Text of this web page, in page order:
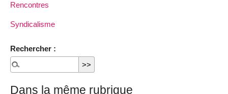
Rencontres
Syndicalisme
Rechercher :
Dans la même rubrique